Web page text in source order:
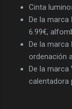
Cinta
De la marca
6.99€,
De la marca
ordenación
De la marca
calentadora